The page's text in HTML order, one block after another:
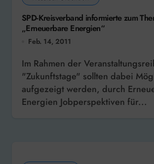
SPD-Kreisverband informierte zum
„Erneuerbare Energien“
Feb. 14, 2011
Im Rahmen der Veranstaltungsreihe
"Zukunftstage" sollten dabei
aufgezeigt werden, durch
Energien Jobperspektiven für...